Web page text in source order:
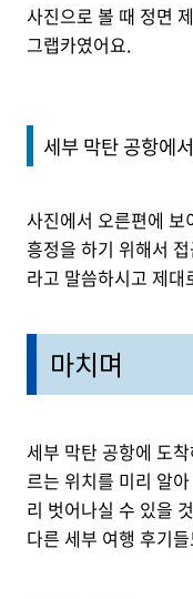
사진으로 볼 때 정면
그랩카였어요.
세부 막탄 공항에
사진에서 오른편에
흥정을 하기 위해서
라고 말씀하시고 제
마치며
세부 막탄 공항에 도
르는 위치를 미리 알
리 벗어나실 수 있을
다른 세부 여행 후기